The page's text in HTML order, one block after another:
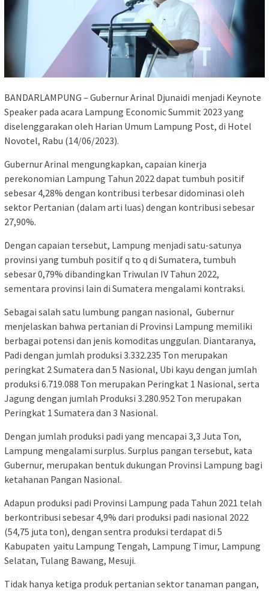
BANDARLAMPUNG – Gubernur Arinal Djunaidi menjadi Keynote
Speaker pada acara Lampung Economic Summit 2023 yang
diselenggarakan oleh Harian Umum Lampung Post, di Hotel
Novotel, Rabu (14/06/2023).
Gubernur Arinal mengungkapkan, capaian kinerja
perekonomian Lampung Tahun 2022 dapat tumbuh positif
sebesar 4,28% dengan kontribusi terbesar didominasi oleh
sektor Pertanian (dalam arti luas) dengan kontribusi sebesar
27,90%.
Dengan capaian tersebut, Lampung menjadi satu-satunya
provinsi yang tumbuh positif q to q di Sumatera, tumbuh
sebesar 0,79% dibandingkan Triwulan IV Tahun 2022,
sementara provinsi lain di Sumatera mengalami kontraksi.
Sebagai salah satu lumbung pangan nasional, Gubernur
menjelaskan bahwa pertanian di Provinsi Lampung memiliki
berbagai potensi dan jenis komoditas unggulan. Diantaranya,
Padi dengan jumlah produksi 3.332.235 Ton merupakan
peringkat 2 Sumatera dan 5 Nasional, Ubi kayu dengan jumlah
produksi 6.719.088 Ton merupakan Peringkat 1 Nasional, serta
Jagung dengan jumlah Produksi 3.280.952 Ton merupakan
Peringkat 1 Sumatera dan 3 Nasional.
Dengan jumlah produksi padi yang mencapai 3,3 Juta Ton,
Lampung mengalami surplus. Surplus pangan tersebut, kata
Gubernur, merupakan bentuk dukungan Provinsi Lampung bagi
ketahanan Pangan Nasional.
Adapun produksi padi Provinsi Lampung pada Tahun 2021 telah
berkontribusi sebesar 4,9% dari produksi padi nasional 2022
(54,75 juta ton), dengan sentra produksi terdapat di 5
Kabupaten yaitu Lampung Tengah, Lampung Timur, Lampung
Selatan, Tulang Bawang, Mesuji.
Tidak hanya ketiga produk pertanian sektor tanaman pangan,